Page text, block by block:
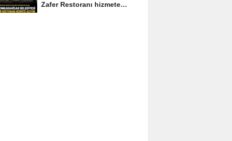
Zafer Restoranı hizmete